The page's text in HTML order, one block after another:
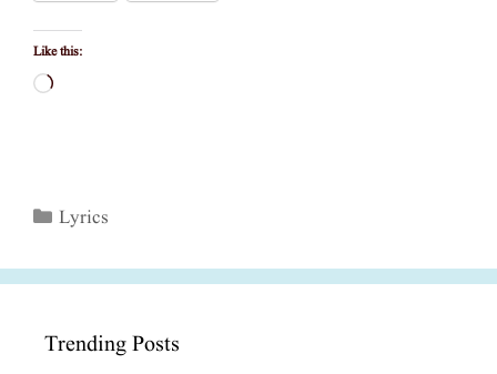
Like this:
Loading…
Categories
Lyrics
Trending Posts